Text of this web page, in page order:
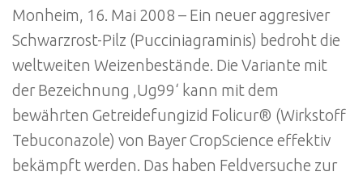
Monheim, 16. Mai 2008 – Ein neuer aggresiver
Schwarzrost-Pilz (Pucciniagraminis) bedroht die
weltweiten Weizenbestände. Die Variante mit
der Bezeichnung ‚Ug99‘ kann mit dem
bewährten Getreidefungizid Folicur® (Wirkstoff
Tebuconazole) von Bayer CropScience effektiv
bekämpft werden. Das haben Feldversuche zur